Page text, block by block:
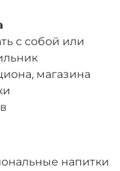
с собой или
магазина
напитки